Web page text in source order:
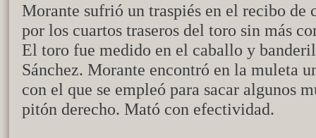
Morante sufrió un traspiés en el recibo de
por los cuartos traseros del toro sin más
El toro fue medido en el caballo y
Sánchez. Morante encontró en la muleta
con el que se empleó para sacar algunos
pitón derecho. Mató con efectividad.